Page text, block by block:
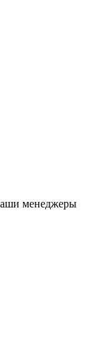
менеджеры